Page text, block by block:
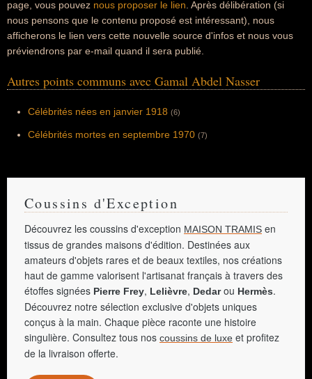
page, vous pouvez nous proposer le lien . Après délibération (si
nous pensons que le contenu proposé est intéressant), nous
afficherons le lien vers cette nouvelle source d'infos et nous vous
préviendrons par e-mail quand il sera publié.
Autres points communs avec Gamal Abdel Nasser
Célébrités nées en janvier 1918 (6)
Célébrités mortes en septembre 1970 (7)
Coussins d'Exception
Découvrez les coussins d'exception MAISON TRAMIS en
tissus de grandes maisons d'édition. Destinées aux
amateurs d'objets rares et de beaux textiles, nos créations
haut de gamme valorisent l'artisanat français à travers des
étoffes signées Pierre Frey, Lelièvre, Dedarou Hermès.
Découvrez notre sélection exclusive d'objets uniques
conçus à la main. Chaque pièce raconte une histoire
singulière. Consultez tous nos coussins de luxe et profitez
de la livraison offerte.